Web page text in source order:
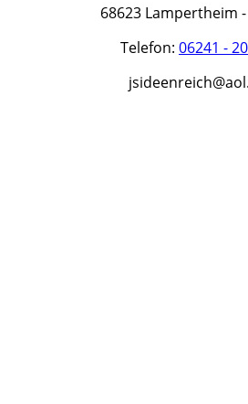
68623 Lampertheim
Telefon: 06241 -